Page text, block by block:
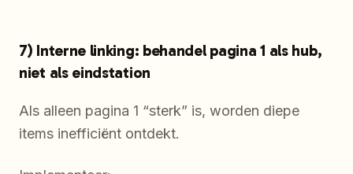
7) Interne linking: behandel pagina 1 als hub,
niet als eindstation
Als alleen pagina 1 “sterk” is, worden diepe
items inefficiënt ontdekt.